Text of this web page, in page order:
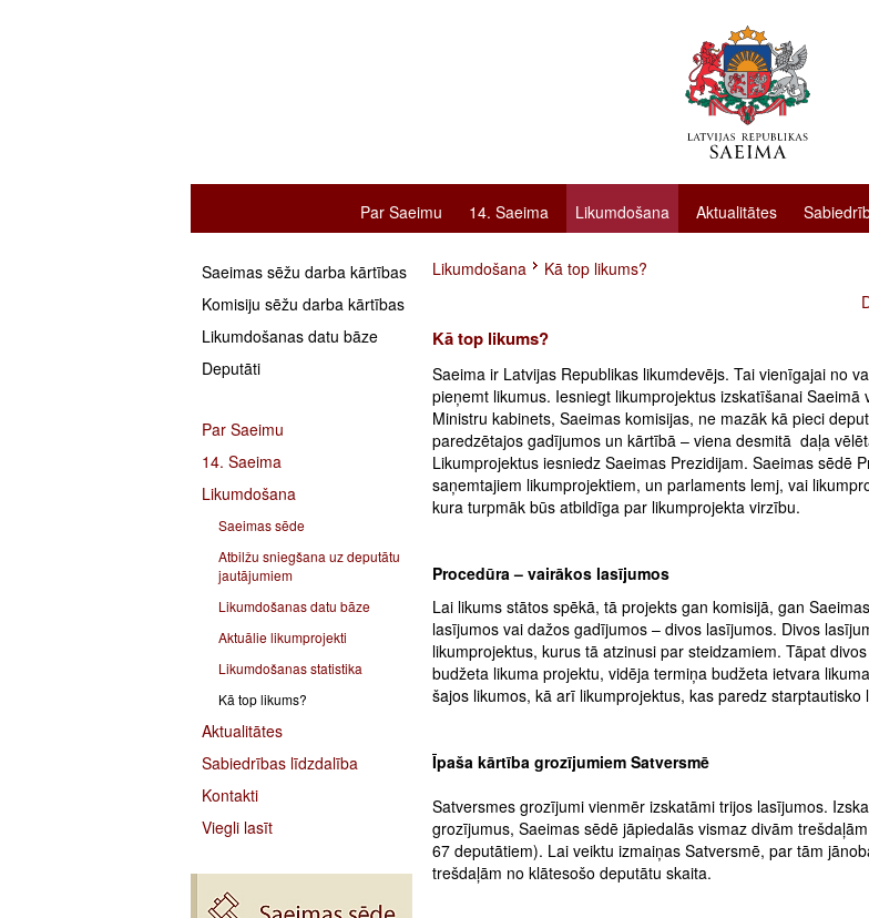
Par Saeimu 14. Saeima Likumdošana Aktualitātes
Saeimas sēžu darba kārtības
Komisiju sēžu darba kārtības
Likumdošanas datu bāze
Deputāti
Par Saeimu
14. Saeima
Likumdošana
Saeimas sēde
Atbilžu sniegšana uz deputātu
jautājumiem
Likumdošanas datu bāze
Aktuālie likumprojekti
Likumdošanas statistika
Kā top likums?
Aktualitātes
Sabiedrības līdzdalība
Kontakti
Viegli lasīt
Likumdošana
Kā top likums?
Kā top likums?
Saeima ir Latvijas Republikas likumdevējs. Tai vienīgajai no
pieņemt likumus. Iesniegt likumprojektus izskatīšanai Saeimā
Ministru kabinets, Saeimas komisijas, ne mazāk kā pieci
paredzētajos gadījumos un kārtībā – viena desmitā daļa
Likumprojektus iesniedz Saeimas Prezidijam. Saeimas sēdē
saņemtajiem likumprojektiem, un parlaments lemj, vai
kura turpmāk būs atbildīga par likumprojekta virzību.
Procedūra – vairākos lasījumos
Lai likums stātos spēkā, tā projekts gan komisijā, gan
lasījumos vai dažos gadījumos – divos lasījumos. Divos
likumprojektus, kurus tā atzinusi par steidzamiem. Tāpat
budžeta likuma projektu, vidēja termiņa budžeta ietvara
šajos likumos, kā arī likumprojektus, kas paredz starptautisko
Īpaša kārtība grozījumiem Satversmē
Satversmes grozījumi vienmēr izskatāmi trijos lasījumos.
grozījumus, Saeimas sēdē jāpiedalās vismaz divām
67 deputātiem). Lai veiktu izmaiņas Satversmē, par tām
trešdaļām no klātesošo deputātu skaita.